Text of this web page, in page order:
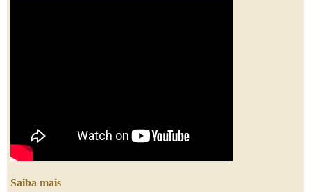
Saiba mais